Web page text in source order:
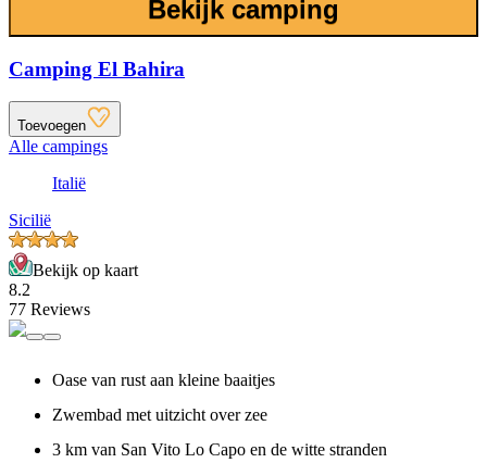
Bekijk camping
Camping El Bahira
Toevoegen
Alle campings
Italië
Sicilië
Bekijk op kaart
8.2
77 Reviews
Oase van rust aan kleine baaitjes
Zwembad met uitzicht over zee
3 km van San Vito Lo Capo en de witte stranden